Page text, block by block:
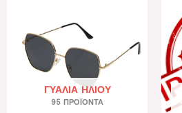
ΓΥΑΛΙΆ ΗΛΊΟΥ
95 ΠΡΟΪΌΝΤΑ